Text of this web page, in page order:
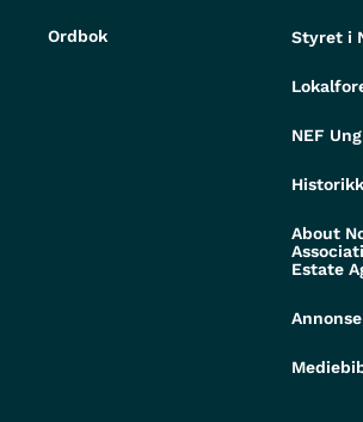
Ordbok Styret i
NEF Ung
Historikk
About
Estate